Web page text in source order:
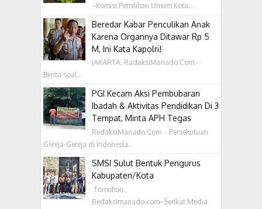
~Komisi Pemilihan Umum Kota...
Beredar Kabar Penculikan Anak
Karena Organnya Ditawar Rp 5
M, Ini Kata Kapolri!
JAKARTA, RadaksiManado.Com -
Berita soal...
PGI Kecam Aksi Pembubaran
Ibadah & Aktivitas Pendidikan Di 3
Tempat, Minta APH Tegas
RedaksiManado.Com - Persekutuan
Gereja-Gereja di Indonesia...
SMSI Sulut Bentuk Pengurus
Kabupaten/Kota
‎ Tomohon ,
Redaksimanado.com~Serikat Media